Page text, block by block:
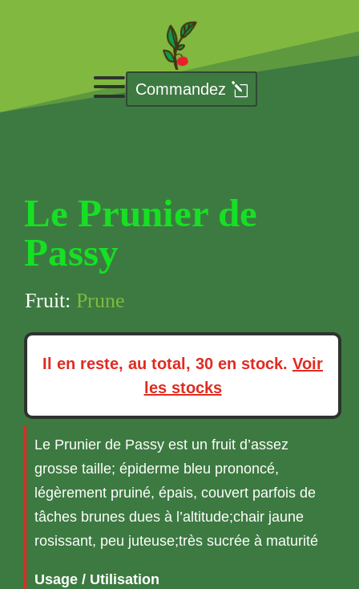
Commandez
Le Prunier de
Passy
Fruit: Prune
Il en reste, au total, 30 en stock. Voir
les stocks
Le Prunier de Passy est un fruit d’assez
grosse taille; épiderme bleu prononcé,
légèrement pruiné, épais, couvert parfois de
tâches brunes dues à l’altitude;chair jaune
rosissant, peu juteuse;très sucrée à maturité
Usage / Utilisation